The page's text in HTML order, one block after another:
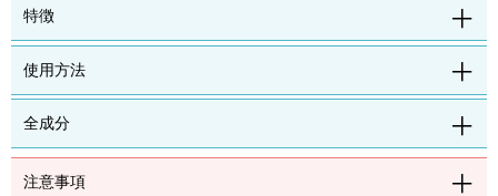
特徴
使用方法
全成分
注意事項